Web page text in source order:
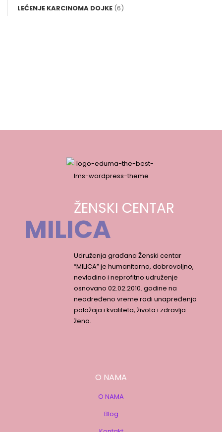
LEČENJE KARCINOMA DOJKE (6)
ŽENSKI CENTAR
MILICA
Udruženja građana Ženski centar
“MILICA” je humanitarno, dobrovoljno,
nevladino i neprofitno udruženje
osnovano 02.02.2010. godine na
neodređeno vreme radi unapređenja
položaja i kvaliteta, života i zdravlja
žena.
O NAMA
O NAMA
Blog